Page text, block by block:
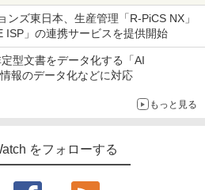
ンズ東日本、生産管理「R-PiCS NX」
ISP」の連携サービスを提供開始
型文書をデータ化する「AI
報のデータ化などに対応
もっと見る
をフォローする